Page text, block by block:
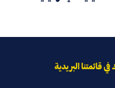
قائمتنا البريدية